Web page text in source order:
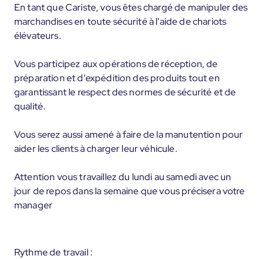
En tant que Cariste, vous êtes chargé de manipuler des
marchandises en toute sécurité à l'aide de chariots
élévateurs.
Vous participez aux opérations de réception, de
préparation et d'expédition des produits tout en
garantissant le respect des normes de sécurité et de
qualité.
Vous serez aussi amené à faire de la manutention pour
aider les clients à charger leur véhicule.
Attention vous travaillez du lundi au samedi avec un
jour de repos dans la semaine que vous précisera votre
manager
Rythme de travail :